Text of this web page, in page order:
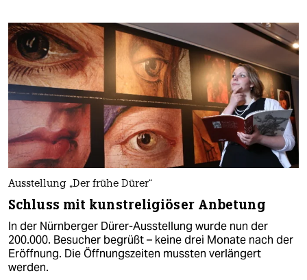
Ausstellung „Der frühe Dürer“
Schluss mit kunstreligiöser Anbetung
In der Nürnberger Dürer-Ausstellung wurde nun der
200.000. Besucher begrüßt – keine drei Monate nach der
Eröffnung. Die Öffnungszeiten mussten verlängert
werden.